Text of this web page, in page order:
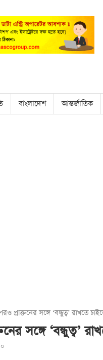
বাংলাদেশ আন্তর্জাতিক
প্রাক্তনের সঙ্গে ‘বন্ধুত্ব’ রাখতে
সঙ্গে ‘বন্ধুত্ব’